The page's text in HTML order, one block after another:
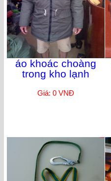
áo khoác choàng
trong kho lạnh
Giá: 0 VNĐ